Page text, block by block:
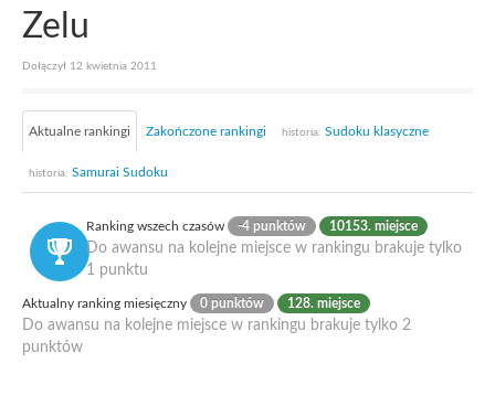
Gracze
Zelu
Dołączył 12 kwietnia 2011
Aktualne rankingi Zakończone rankingi historia: Sudoku klasyczne
historia: Samurai Sudoku
Ranking wszech czasów -4 punktów 10153. miejsce
Do awansu na kolejne miejsce w rankingu brakuje tylko
1 punktu
Aktualny ranking miesięczny 0 punktów 128. miejsce
Do awansu na kolejne miejsce w rankingu brakuje tylko 2
punktów